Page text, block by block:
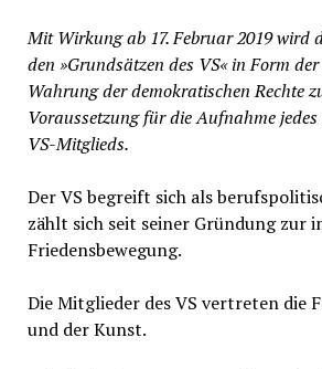
Mit Wirkung ab 17. Februar 2019 wird
den »Grundsätzen des VS« in Form
Wahrung der demokratischen Rechte
Voraussetzung für die Aufnahme
VS-Mitglieds.
Der VS begreift sich als
zählt sich seit seiner Gründung zur
Friedensbewegung.
Die Mitglieder des VS vertreten die
und der Kunst.